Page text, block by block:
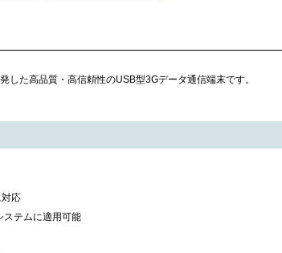
した高品質・高信頼性のUSB型3Gデータ通信端末です。
応
ステムに適用可能